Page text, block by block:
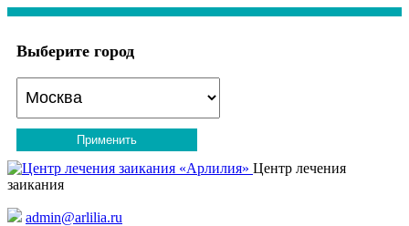
Выберите город
Применить
Центр лечения
заикания
admin@arlilia.ru